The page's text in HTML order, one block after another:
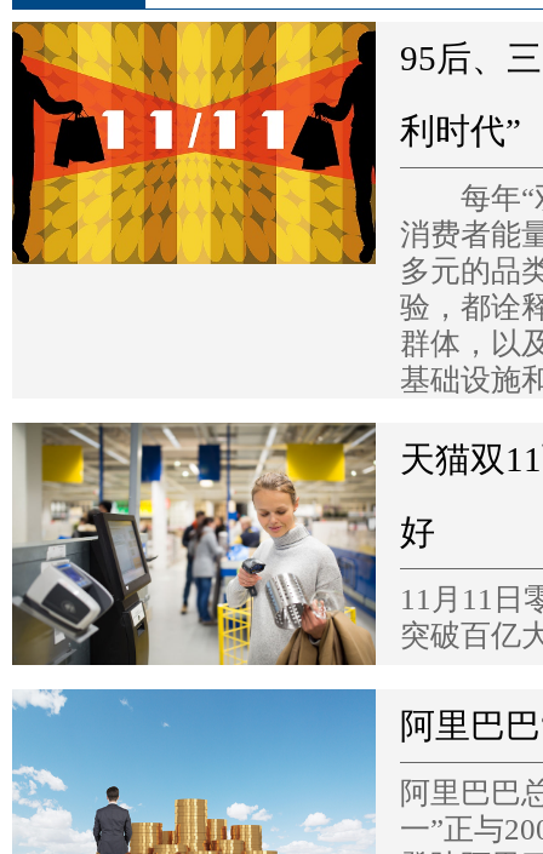
95后、
利时代”
每年“双
消费者能
多元的品
验，都诠
群体，以
基础设施
天猫双
好
11月11日
突破百亿
阿里巴
阿里巴巴
一”正与